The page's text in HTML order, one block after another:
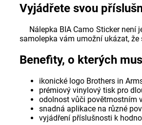
Vyjádřete svou
Nálepka BIA Camo Sticker není
samolepka vám umožní ukázat,
Benefity, o kterých
ikonické logo Brothers in
prémiový vinylový tisk pro
odolnost vůči povětrnostním
snadná aplikace na různé
vyjádření příslušnosti k